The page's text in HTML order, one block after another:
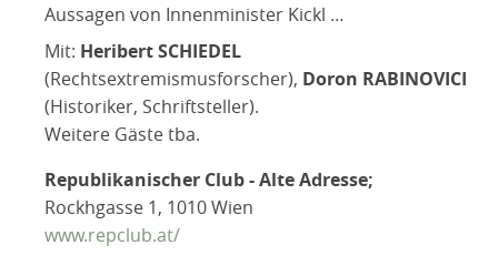
Aussagen von Innenminister Kickl …
Mit: Heribert SCHIEDEL
(Rechtsextremismusforscher), Doron RABINOVICI
(Historiker, Schriftsteller).
Weitere Gäste tba.
Republikanischer Club - Alte Adresse;
Rockhgasse 1, 1010 Wien
www.repclub.at/